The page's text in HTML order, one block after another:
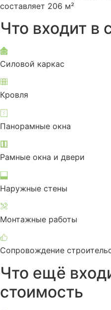
составляет 206 м²
Что входит в
Силовой каркас
Кровля
Панорамные окна
Рамные окна и двери
Наружные стены
Монтажные работы
Сопровождение
Что ещё
стоимость